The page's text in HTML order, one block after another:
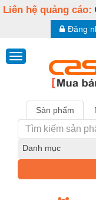
Liên hệ quảng cáo:
Đăng
Sản phẩm
Danh mục